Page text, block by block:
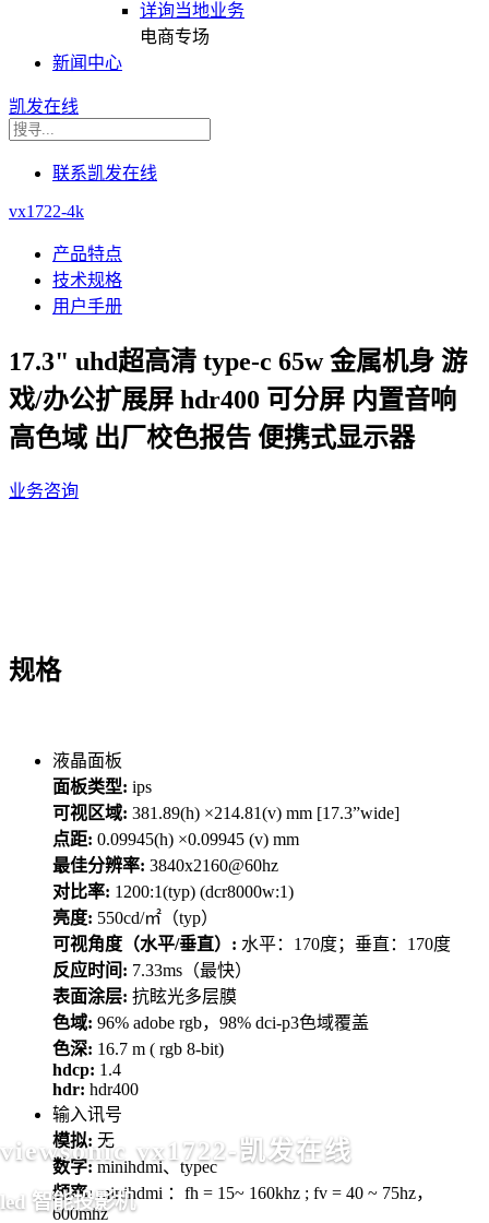
viewsonic vx1722-凯发在线
led 智能投影机
详询当地业务
电商专场
新闻中心
凯发在线
联系凯发在线
vx1722-4k
产品特点
技术规格
用户手册
17.3" uhd超高清 type-c 65w 金属机身 游
戏/办公扩展屏 hdr400 可分屏 内置音响
高色域 出厂校色报告 便携式显示器
业务咨询
规格
液晶面板
面板类型: ips
可视区域: 381.89(h) ×214.81(v) mm [17.3”wide]
点距: 0.09945(h) ×0.09945 (v) mm
最佳分辨率: 3840x2160@60hz
对比率: 1200:1(typ) (dcr8000w:1)
亮度: 550cd/㎡（typ）
可视角度（水平/垂直）: 水平：170度；垂直：170度
反应时间: 7.33ms（最快）
表面涂层: 抗眩光多层膜
色域: 96% adobe rgb，98% dci-p3色域覆盖
色深: 16.7 m ( rgb 8-bit)
hdcp: 1.4
hdr: hdr400
输入讯号
模拟: 无
数字:minihdmi、typec
频率:minihdmi ：fh = 15~ 160khz ; fv = 40 ~ 75hz，
600mhz